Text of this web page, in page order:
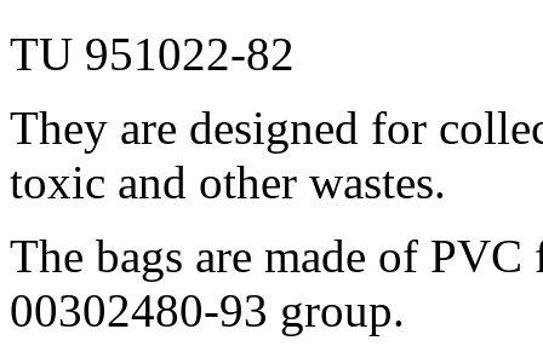
TU 951022-82
They are designed for
toxic and other wastes.
The bags are made of
00302480-93 group.